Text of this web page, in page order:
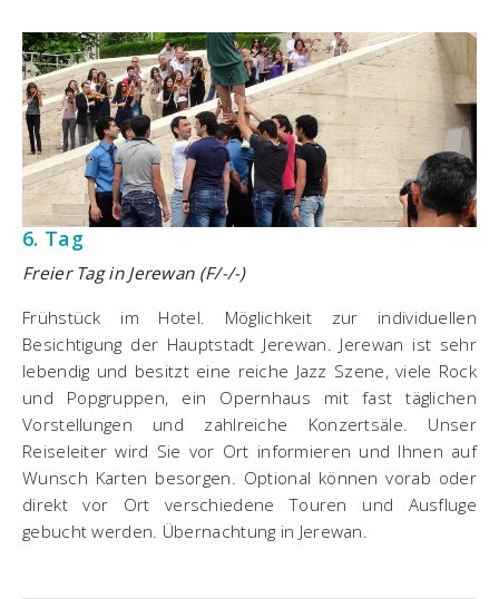
6. Tag
Freier Tag in Jerewan (F/-/-)
Frühstück im Hotel. Möglichkeit zur individuellen
Besichtigung der Hauptstadt Jerewan. Jerewan ist sehr
lebendig und besitzt eine reiche Jazz Szene, viele Rock
und Popgruppen, ein Opernhaus mit fast täglichen
Vorstellungen und zahlreiche Konzertsäle. Unser
Reiseleiter wird Sie vor Ort informieren und Ihnen auf
Wunsch Karten besorgen. Optional können vorab oder
direkt vor Ort verschiedene Touren und Ausfluge
gebucht werden. Übernachtung in Jerewan.